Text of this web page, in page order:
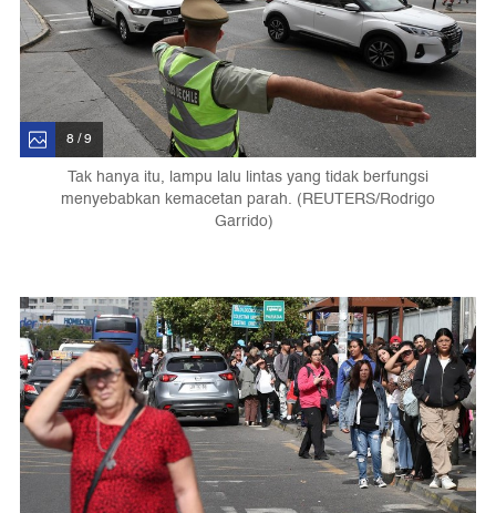
8 / 9
Tak hanya itu, lampu lalu lintas yang tidak berfungsi
menyebabkan kemacetan parah. (REUTERS/Rodrigo
Garrido)